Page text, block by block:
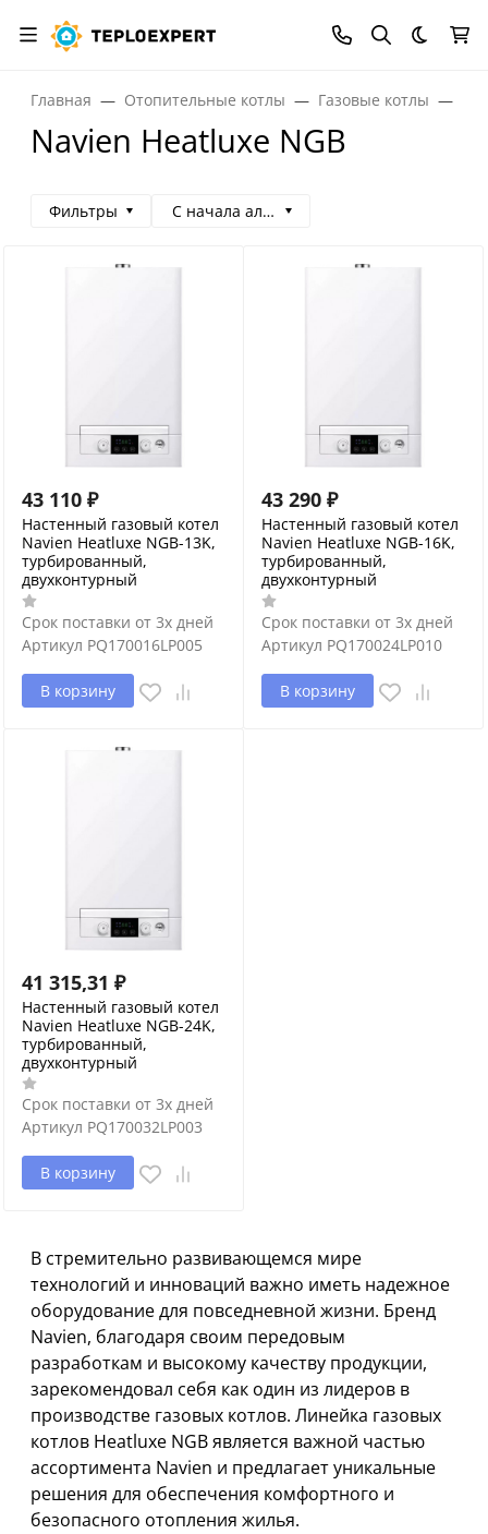
Темная
Главная Отопительные котлы Газовые котлы
Navien Heatluxe NGB
Фильтры С начала алфавита
43 110 ₽
Настенный газовый котел
Navien Heatluxe NGB-13K,
турбированный,
двухконтурный
Срок поставки от 3х дней
Артикул PQ170016LP005
В корзину
43 290 ₽
Настенный газовый котел
Navien Heatluxe NGB-16K,
турбированный,
двухконтурный
Срок поставки от 3х дней
Артикул PQ170024LP010
В корзину
41 315,31 ₽
Настенный газовый котел
Navien Heatluxe NGB-24K,
турбированный,
двухконтурный
Срок поставки от 3х дней
Артикул PQ170032LP003
В корзину
В стремительно развивающемся мире
технологий и инноваций важно иметь надежное
оборудование для повседневной жизни. Бренд
Navien, благодаря своим передовым
разработкам и высокому качеству продукции,
зарекомендовал себя как один из лидеров в
производстве газовых котлов. Линейка газовых
котлов Heatluxe NGB является важной частью
ассортимента Navien и предлагает уникальные
решения для обеспечения комфортного и
безопасного отопления жилья.